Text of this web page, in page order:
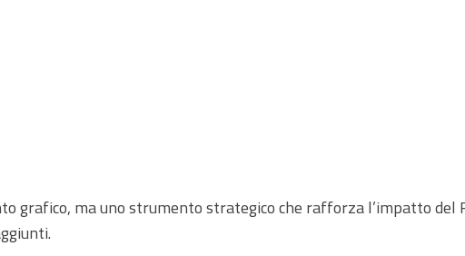
grafico, ma uno strumento strategico che rafforza l’impatto del